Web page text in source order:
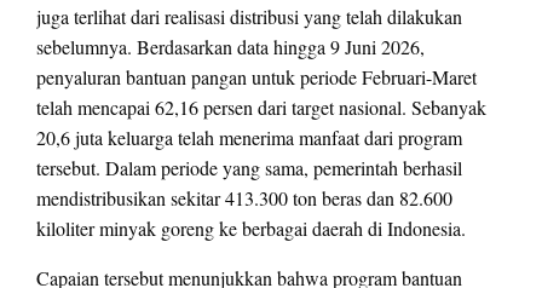
juga terlihat dari realisasi distribusi yang telah dilakukan
sebelumnya. Berdasarkan data hingga 9 Juni 2026,
penyaluran bantuan pangan untuk periode Februari-Maret
telah mencapai 62,16 persen dari target nasional. Sebanyak
20,6 juta keluarga telah menerima manfaat dari program
tersebut. Dalam periode yang sama, pemerintah berhasil
mendistribusikan sekitar 413.300 ton beras dan 82.600
kiloliter minyak goreng ke berbagai daerah di Indonesia.
Capaian tersebut menunjukkan bahwa program bantuan